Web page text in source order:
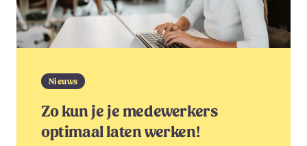
Nieuws
Zo kun je je medewerkers
optimaal laten werken!